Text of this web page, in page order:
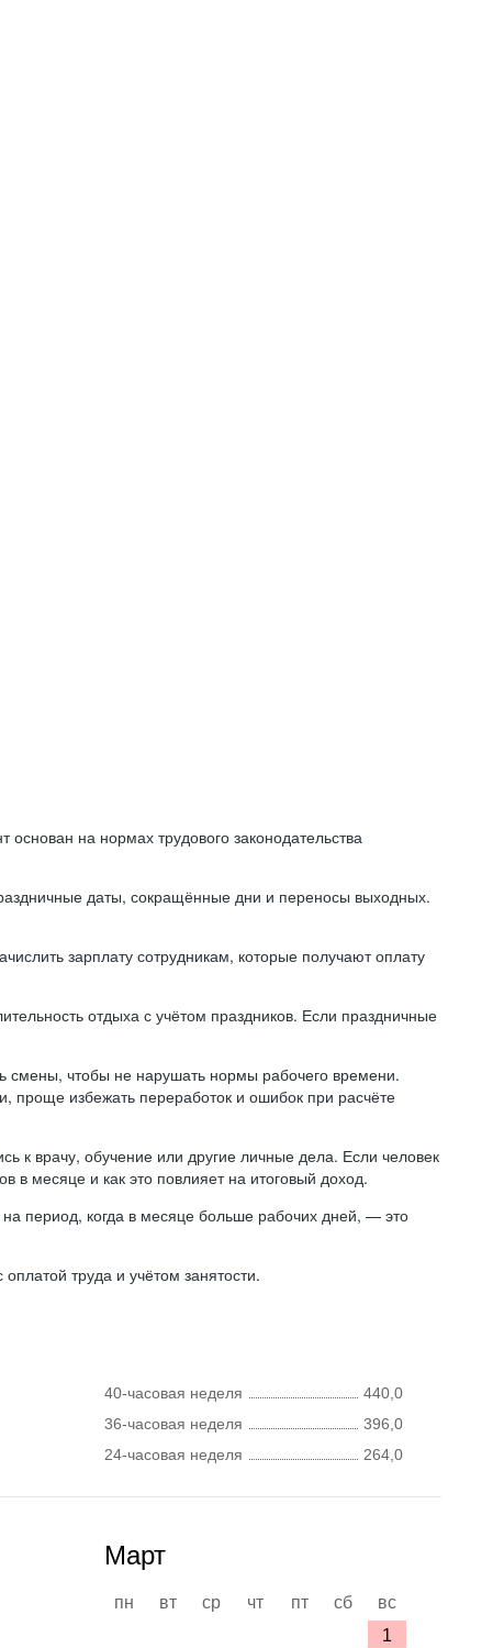
на нормах трудового законодательства
даты, сокращённые дни и переносы выходных.
зарплату сотрудникам, которые получают оплату
отдыха с учётом праздников. Если праздничные
смены, чтобы не нарушать нормы рабочего времени.
проще избежать переработок и ошибок при расчёте
к врачу, обучение или другие личные дела. Если человек
в месяце и как это повлияет на итоговый доход.
период, когда в месяце больше рабочих дней, — это
труда и учётом занятости.
40-часовая неделя
440,0
36-часовая неделя
396,0
24-часовая неделя
264,0
Март
пн вт ср чт пт сб
вс
1